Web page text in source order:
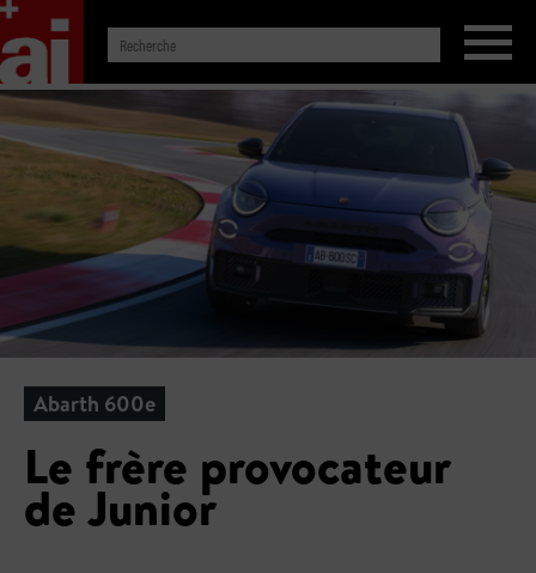
Abarth 600e
Le frère provocateur
de Junior